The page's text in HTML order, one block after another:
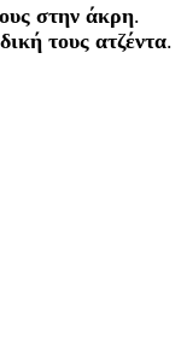
στην άκρη.
τους ατζέντα.